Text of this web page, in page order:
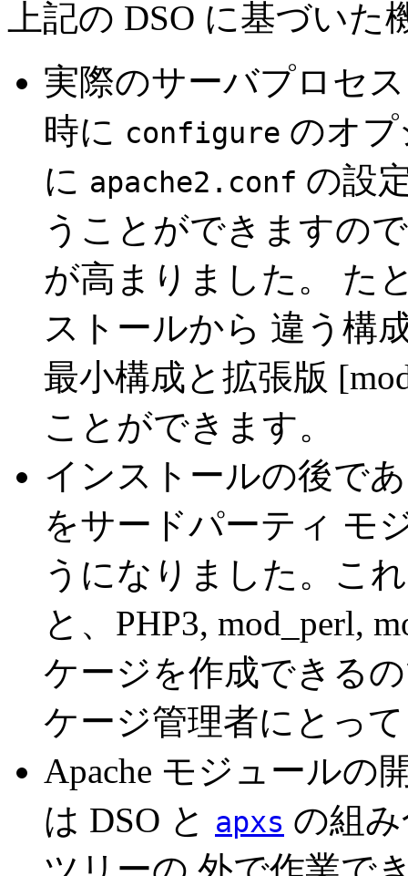
上記の DSO に基づい
実際のサーバプロセ
時に configure のオ
に apache2.conf の設
うことができますの
が高まりました。 た
ストールから 違う構
最小構成と拡張版
ことができます。
インストールの後で
をサードパーティ モ
うになりました。こ
と、PHP3, mod_perl,
ケージを作成できる
ケージ管理者にとっ
Apache モジュールの
は DSO と apxs の組